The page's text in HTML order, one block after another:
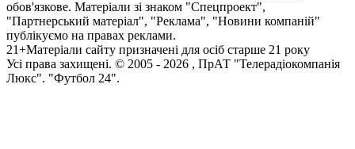
обов'язкове. Матеріали зі знаком "Спецпроект",
"Партнерський матеріал", "Реклама", "Новини компаній"
публікуємо на правах реклами.
21+Матеріали сайту призначені для осіб старше 21 року
Усi права захищенi. © 2005 - 2026 , ПрАТ "Телерадіокомпанія
Люкс". "Футбол 24".